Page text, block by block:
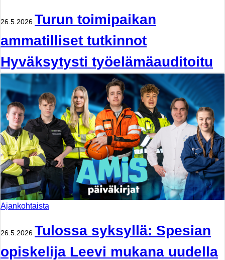
26.5.2026 Turun toimipaikan
ammatilliset tutkinnot
Hyväksytysti työelämäauditoitu
Ajankohtaista
26.5.2026 Tulossa syksyllä: Spesian
opiskelija Leevi mukana uudella